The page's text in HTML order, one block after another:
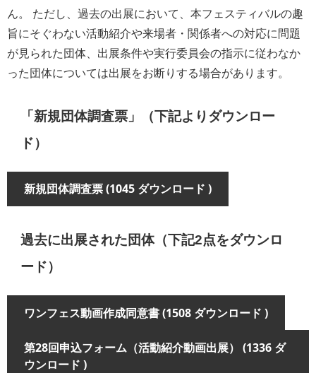
ん。 ただし、過去の出展において、本フェスティバルの趣
旨にそぐわない活動紹介や来場者・関係者への対応に問題
が見られた団体、出展条件や実行委員会の指示に従わなか
った団体については出展をお断りする場合があります。
「新規団体調査票」（下記よりダウンロー
ド）
新規団体調査票 (1045 ダウンロード )
過去に出展された団体（下記2点をダウンロ
ード）
ワンフェス動画作成同意書 (1508 ダウンロード )
第28回申込フォーム（活動紹介動画出展） (1336 ダ
ウンロード )